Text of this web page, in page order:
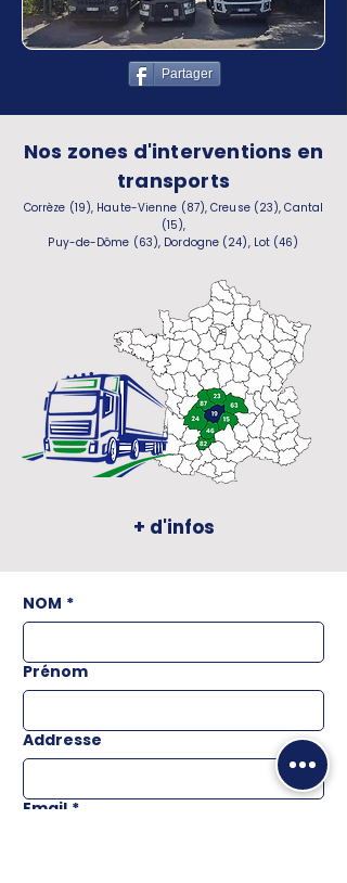
Partager
Nos zones d'interventions en
transports
Corrèze (19), Haute-Vienne (87), Creuse (23), Cantal
(15),
Puy-de-Dôme (63), Dordogne (24), Lot (46)
+ d'infos
NOM *
Prénom
Addresse
Email *